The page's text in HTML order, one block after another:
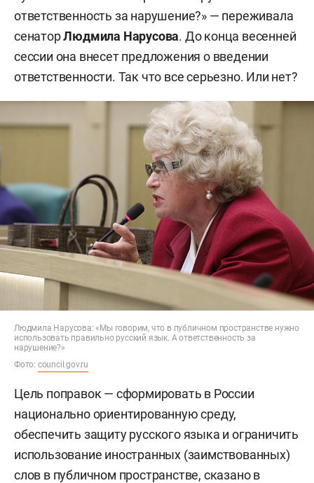
ответственность за нарушение?» — переживала
сенаторЛюдмила Нарусова. До конца весенней
сессии она внесет предложения о введении
ответственности. Так что все серьезно. Или нет?
Людмила Нарусова: «Мы говорим, что в публичном пространстве нужно
использовать правильно русский язык. А ответственность за
нарушение?»
Фото: council.gov.ru
Цель поправок — сформировать в России
национально ориентированную среду,
обеспечить защиту русского языка и ограничить
использование иностранных (заимствованных)
слов в публичном пространстве, сказано в